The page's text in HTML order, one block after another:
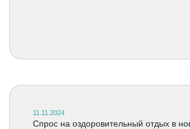
11.11.2024
Спрос на оздоровительный отдых в